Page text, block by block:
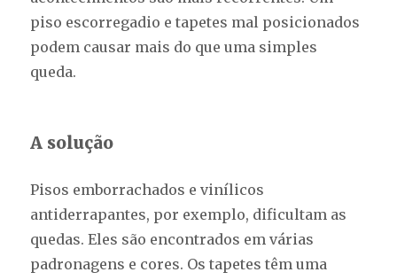
piso escorregadio e tapetes mal posicionados
podem causar mais do que uma simples
queda.
A solução
Pisos emborrachados e vinílicos
antiderrapantes, por exemplo, dificultam as
quedas. Eles são encontrados em várias
padronagens e cores. Os tapetes têm uma